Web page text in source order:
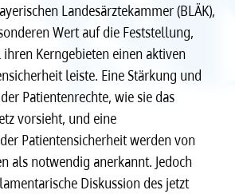
Landesärztekammer (BLÄK),
Wert auf die Feststellung,
ihren Kerngebieten einen aktiven
leiste. Eine Stärkung und
Patientenrechte, wie sie das
vorsieht, und eine
Patientensicherheit werden von
als notwendig anerkannt. Jedoch
Diskussion des jetzt